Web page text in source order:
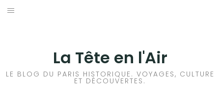
Aller
La Tête en l'Air
LE BLOG DU PARIS HISTORIQUE. VOYAGES, CULTURE
ET DÉCOUVERTES.
HISTOIRES EN ILE DE FRANCE